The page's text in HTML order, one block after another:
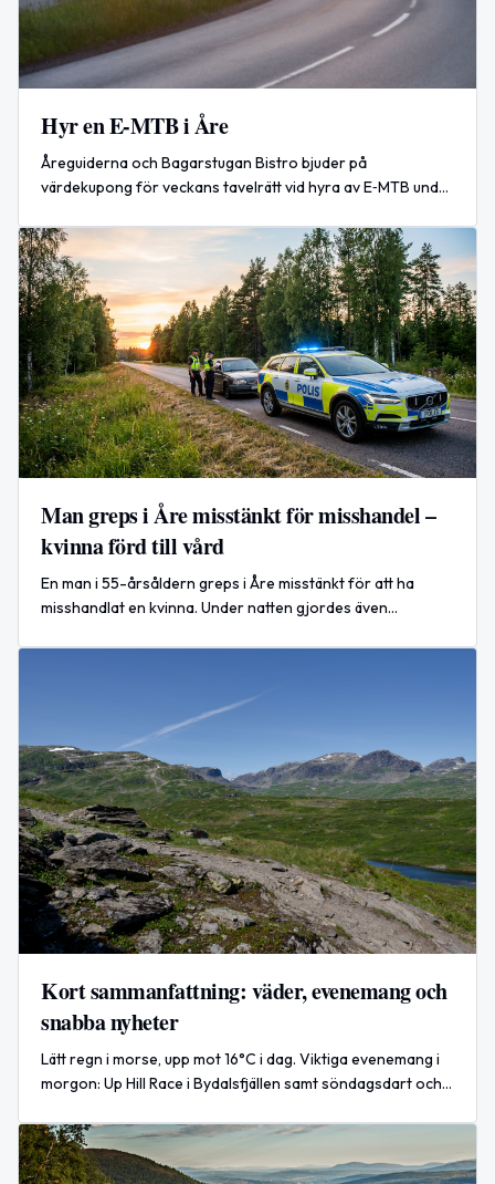
Hyr en E‑MTB i Åre
Åreguiderna och Bagarstugan Bistro bjuder på
värdekupong för veckans tavelrätt vid hyra av E‑MTB under
Man greps i Åre misstänkt för misshandel –
kvinna förd till vård
En man i 55-årsåldern greps i Åre misstänkt för att ha
misshandlat en kvinna. Under natten gjordes även
Kort sammanfattning: väder, evenemang och
snabba nyheter
Lätt regn i morse, upp mot 16°C i dag. Viktiga evenemang i
morgon: Up Hill Race i Bydalsfjällen samt söndagsdart och